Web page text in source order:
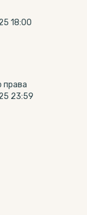
18:00
права
23:59